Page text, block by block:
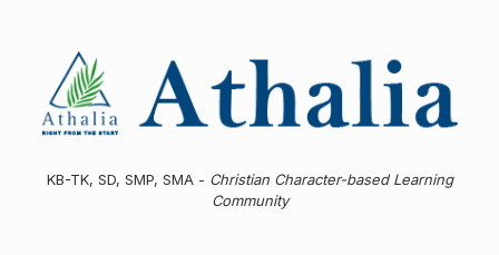
KB-TK, SD, SMP, SMA - Christian Character-based Learning
Community